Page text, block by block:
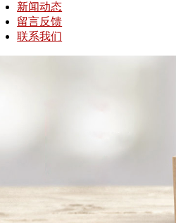
新闻动态
留言反馈
联系我们